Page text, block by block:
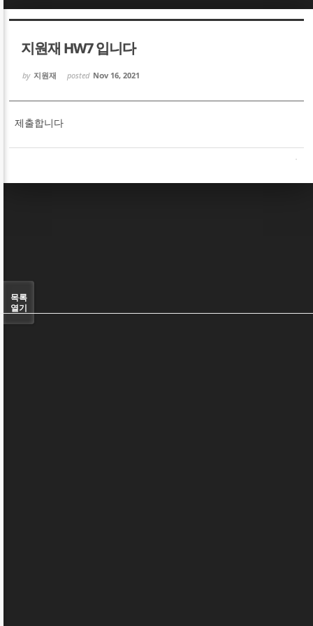
지원재 HW7 입니다
by 지원재 posted Nov 16, 2021
제출합니다
목록
열기
Sketchbook5, 스케치북5
Sketchbook5, 스케치북5
Sketchbook5, 스케치북5
Sketchbook5, 스케치북5